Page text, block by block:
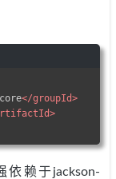
</groupId>
>
依赖于jackson-